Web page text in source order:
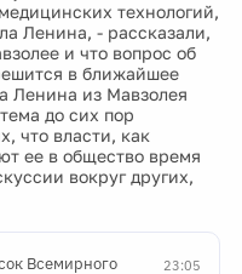
технологий,
Ленина, - рассказали,
и что вопрос об
в ближайшее
Ленина из Мавзолея
до сих пор
что власти, как
ее в общество время
вокруг других,
23:05
Всемирного